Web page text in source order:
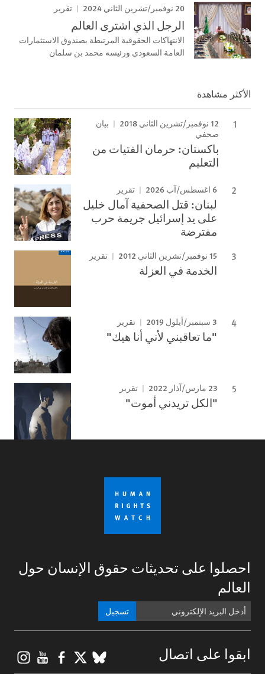
20 نوفمبر/تشرين الثاني 2024 تقرير
الرجل الذي اشترى العالم
الانتهاكات الحقوقية المرتبطة بصندوق الاستثمارات
العامة السعودي ورئيسه محمد بن سلمان
الأكثر مشاهدة
12 نوفمبر/تشرين الثاني 2018
بيان
صحفي
باكستان: حرمان الفتيات من
التعليم
6 اغسطس/آب 2026 تقرير
لبنان: قتل الصحفية آمال خليل
على يد إسرائيل جريمة حرب
مفترضة
15 نوفمبر/تشرين الثاني 2012 تقرير
الخدمة في العزلة
3 سبتمبر/أيلول 2019 تقرير
"ما تعاقبني لأني أنا هيك"
23 مارس/آذار 2022 تقرير
"الكل تريدني أموت"
احصلوا على تحديثات حقوق الإنسان حول
العالم
تسجيل
ابقوا على اتصال BlueSky
X